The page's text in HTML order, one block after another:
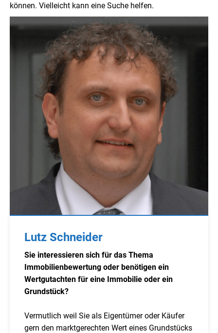
können. Vielleicht kann eine Suche helfen.
Lutz Schneider
Sie interessieren sich für das Thema
Immobilienbewertung oder benötigen ein
Wertgutachten für eine Immobilie oder ein
Grundstück?
Vermutlich weil Sie als Eigentümer oder Käufer
gern den marktgerechten Wert eines Grundstücks